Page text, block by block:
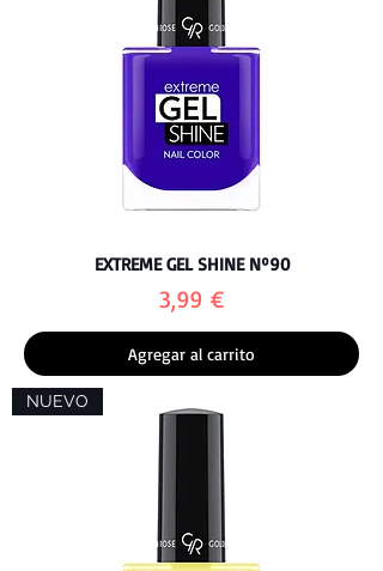
EXTREME GEL SHINE Nº90
Precio
3,99 €
Agregar al carrito
NUEVO